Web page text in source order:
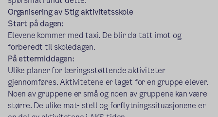
Organisering av Stig aktivitetsskole
Start på dagen:
Elevene kommer med taxi. De blir da tatt imot og
forberedt til skoledagen.
På ettermiddagen:
Ulike planer for læringsstøttende aktiviteter
gjennomføres. Aktivitetene er laget for en gruppe elever.
Noen av gruppene er små og noen av gruppene kan være
større. De ulike mat- stell og forflytningssituasjonene er